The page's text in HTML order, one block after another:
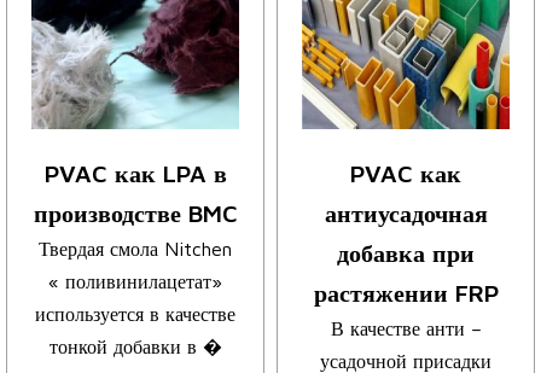
PVAC как LPA в
производстве BMC
Твердая смола Nitchen
« поливинилацетат»
используется в качестве
тонкой добавки в �
PVAC как
антиусадочная
добавка при
растяжении FRP
В качестве анти –
усадочной присадки